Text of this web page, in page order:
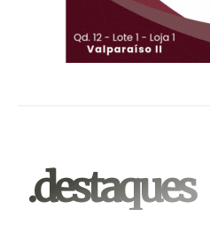
.destaques